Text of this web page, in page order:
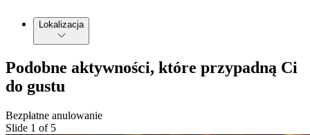
Lokalizacja
Podobne aktywności, które przypadną Ci
do gustu
Bezpłatne anulowanie
Slide 1 of 5